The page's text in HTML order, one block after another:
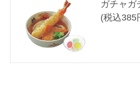
ガチャ
(税込385